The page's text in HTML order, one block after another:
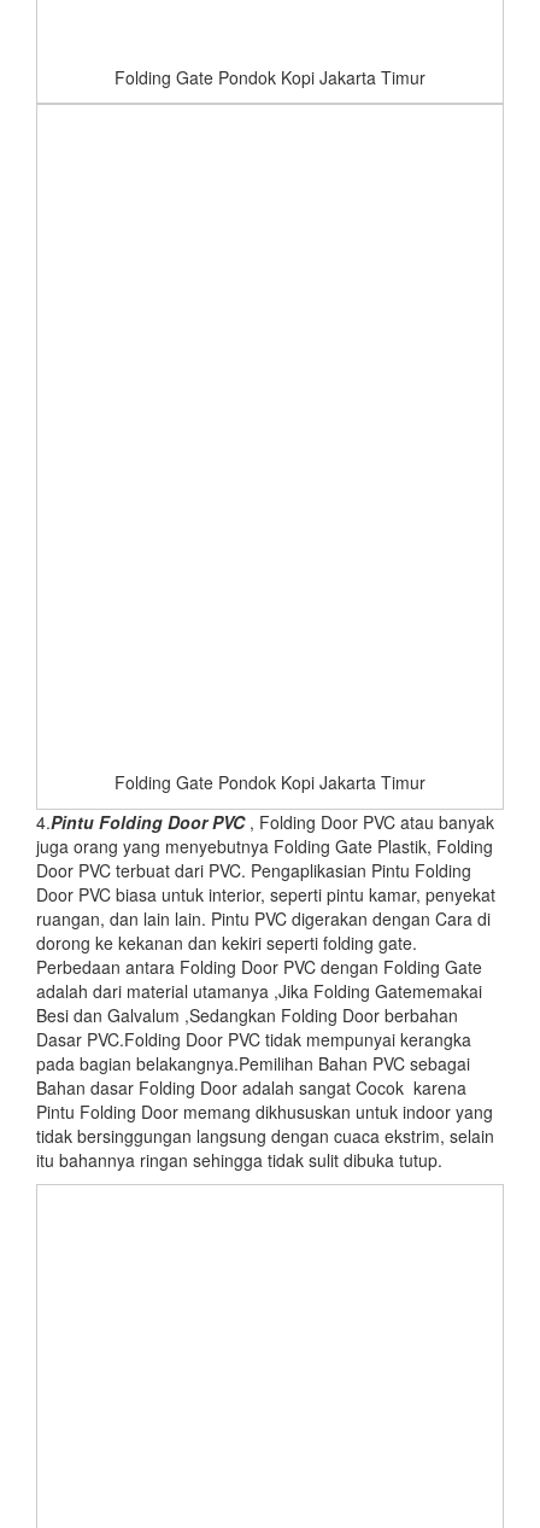
Folding Gate Pondok Kopi Jakarta Timur
Folding Gate Pondok Kopi Jakarta Timur
4.Pintu Folding Door PVC, Folding Door PVC atau banyak
juga orang yang menyebutnya Folding Gate Plastik, Folding
Door PVC terbuat dari PVC. Pengaplikasian Pintu Folding
Door PVC biasa untuk interior, seperti pintu kamar, penyekat
ruangan, dan lain lain. Pintu PVC digerakan dengan Cara di
dorong ke kekanan dan kekiri seperti folding gate.
Perbedaan antara Folding Door PVC dengan Folding Gate
adalah dari material utamanya ,Jika Folding Gatememakai
Besi dan Galvalum ,Sedangkan Folding Door berbahan
Dasar PVC.Folding Door PVC tidak mempunyai kerangka
pada bagian belakangnya.Pemilihan Bahan PVC sebagai
Bahan dasar Folding Door adalah sangat Cocok karena
Pintu Folding Door memang dikhususkan untuk indoor yang
tidak bersinggungan langsung dengan cuaca ekstrim, selain
itu bahannya ringan sehingga tidak sulit dibuka tutup.